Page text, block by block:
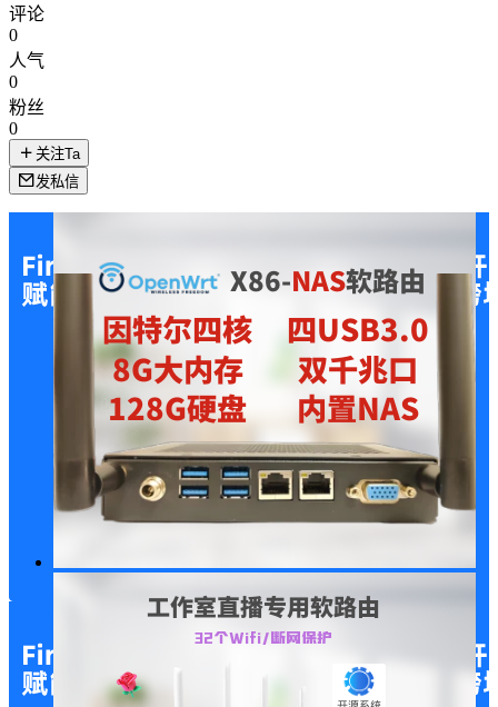
评论
0
人气
0
粉丝
0
关注Ta
发私信